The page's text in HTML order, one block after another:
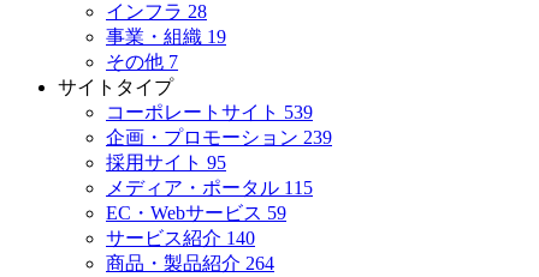
インフラ 28
事業・組織 19
その他 7
サイトタイプ
コーポレートサイト 539
企画・プロモーション 239
採用サイト 95
メディア・ポータル 115
EC・Webサービス 59
サービス紹介 140
商品・製品紹介 264